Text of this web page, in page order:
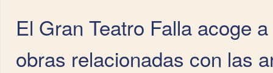
El Gran Teatro Falla acoge
obras relacionadas con las